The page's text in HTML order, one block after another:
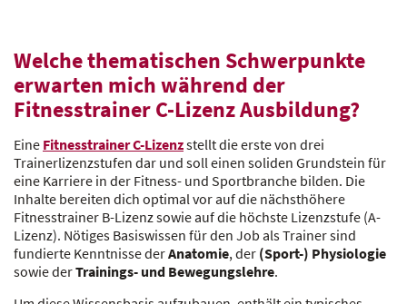
Welche thematischen Schwerpunkte
erwarten mich während der
Fitnesstrainer C-Lizenz Ausbildung?
Eine Fitnesstrainer C-Lizenzstellt die erste von drei
Trainerlizenzstufen dar und soll einen soliden Grundstein für
eine Karriere in der Fitness- und Sportbranche bilden. Die
Inhalte bereiten dich optimal vor auf die nächsthöhere
Fitnesstrainer B-Lizenz sowie auf die höchste Lizenzstufe (A-
Lizenz). Nötiges Basiswissen für den Job als Trainer sind
fundierte Kenntnisse derAnatomie, der (Sport-) Physiologie
sowie derTrainings- und Bewegungslehre.